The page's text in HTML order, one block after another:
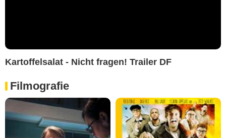
Kartoffelsalat - Nicht fragen! Trailer DF
Filmografie